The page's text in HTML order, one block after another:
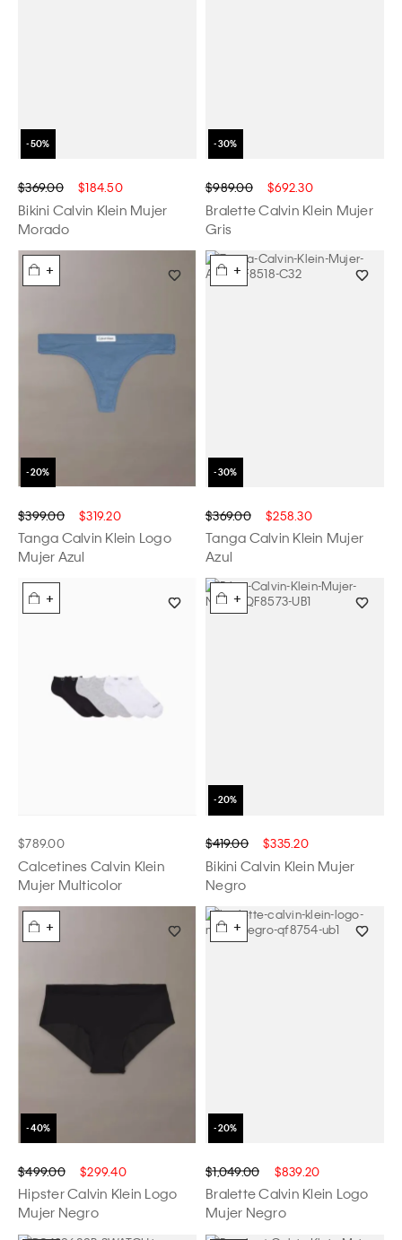
$369.00 $184.50
Bikini Calvin Klein Mujer
Morado
$989.00 $692.30
Bralette Calvin Klein Mujer
Gris
+
$399.00 $319.20
Tanga Calvin Klein Logo
Mujer Azul
+
$369.00 $258.30
Tanga Calvin Klein Mujer
Azul
+
$789.00
Calcetines Calvin Klein
Mujer Multicolor
+
$419.00 $335.20
Bikini Calvin Klein Mujer
Negro
+
$499.00 $299.40
Hipster Calvin Klein Logo
Mujer Negro
+
$1,049.00 $839.20
Bralette Calvin Klein Logo
Mujer Negro